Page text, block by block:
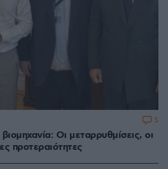
Οι μεταρρυθμίσεις, οι
προτεραιότητες
5